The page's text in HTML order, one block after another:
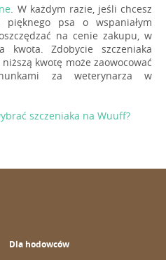
. W każdym razie, jeśli chcesz
psa o wspaniałym
na cenie zakupu, w
kwota. Zdobycie szczeniaka
kwotę może zaowocować
za weterynarza w
szczeniaka na Wuuff?
Dla hodowców